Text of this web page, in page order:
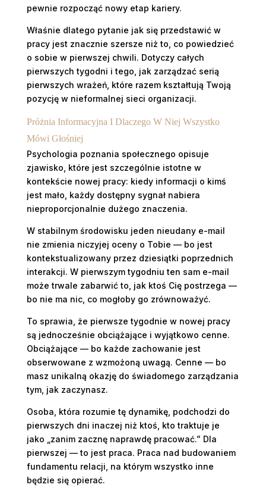
pewnie rozpocząć nowy etap kariery.
Właśnie dlatego pytanie jak się przedstawić w
pracy jest znacznie szersze niż to, co powiedzieć
o sobie w pierwszej chwili. Dotyczy całych
pierwszych tygodni i tego, jak zarządzać serią
pierwszych wrażeń, które razem kształtują Twoją
pozycję w nieformalnej sieci organizacji.
Próżnia Informacyjna I Dlaczego W Niej Wszystko
Mówi Głośniej
Psychologia poznania społecznego opisuje
zjawisko, które jest szczególnie istotne w
kontekście nowej pracy: kiedy informacji o kimś
jest mało, każdy dostępny sygnał nabiera
nieproporcjonalnie dużego znaczenia.
W stabilnym środowisku jeden nieudany e-mail
nie zmienia niczyjej oceny o Tobie — bo jest
kontekstualizowany przez dziesiątki poprzednich
interakcji. W pierwszym tygodniu ten sam e-mail
może trwale zabarwić to, jak ktoś Cię postrzega —
bo nie ma nic, co mogłoby go zrównoważyć.
To sprawia, że pierwsze tygodnie w nowej pracy
są jednocześnie obciążające i wyjątkowo cenne.
Obciążające — bo każde zachowanie jest
obserwowane z wzmożoną uwagą. Cenne — bo
masz unikalną okazję do świadomego zarządzania
tym, jak zaczynasz.
Osoba, która rozumie tę dynamikę, podchodzi do
pierwszych dni inaczej niż ktoś, kto traktuje je
jako „zanim zacznę naprawdę pracować.” Dla
pierwszej — to jest praca. Praca nad budowaniem
fundamentu relacji, na którym wszystko inne
będzie się opierać.